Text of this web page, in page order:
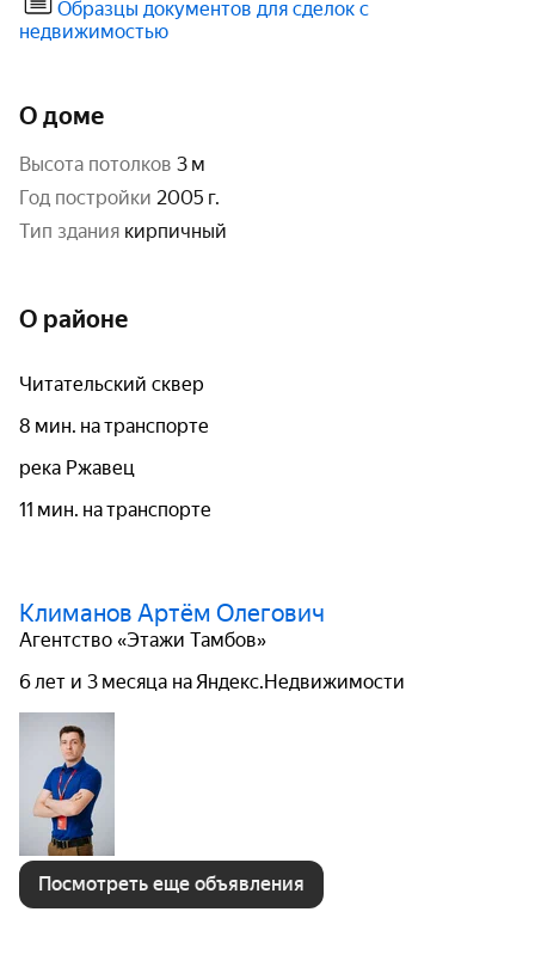
Образцы документов для сделок с
недвижимостью
О доме
высота потолков 3 м
год постройки 2005 г.
тип здания кирпичный
О районе
Читательский сквер
8 мин. на транспорте
река Ржавец
11 мин. на транспорте
Климанов Артём Олегович
Агентство «Этажи Тамбов»
6 лет и 3 месяца на Яндекс.Недвижимости
Посмотреть еще объявления